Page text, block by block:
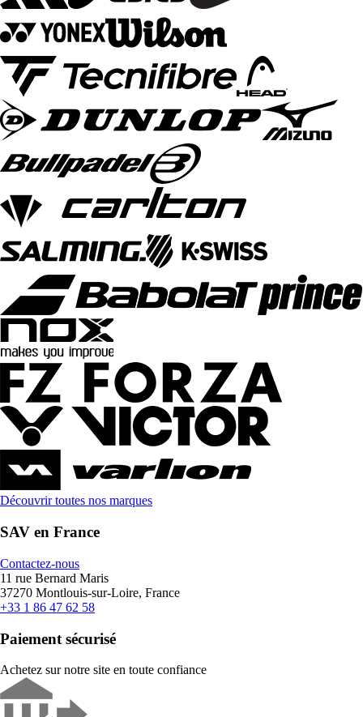
Découvrir toutes nos marques
SAV en France
Contactez-nous
11 rue Bernard Maris
37270 Montlouis-sur-Loire, France
+33 1 86 47 62 58
Paiement sécurisé
Achetez sur notre site en toute confiance